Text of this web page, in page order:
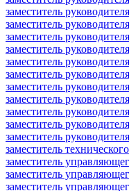
заместитель
заместитель
заместитель
заместитель
заместитель
заместитель
заместитель
заместитель
заместитель
заместитель
заместитель
заместитель
заместитель
заместитель
заместитель